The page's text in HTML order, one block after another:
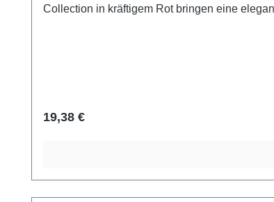
Collection in kräftigem Rot bringen eine
Regulärer Preis:
19,38 €